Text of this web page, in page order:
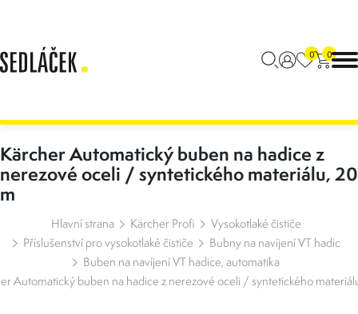
0 0
Kärcher Automatický buben na hadice z
nerezové oceli / syntetického materiálu, 20
m
Hlavní strana Kärcher Profi
Vysokotlaké čističe
Příslušenství pro vysokotlaké čističe
Bubny na navíjení VT hadic
Buben na navíjení VT hadice, automatika
Automatický buben na hadice z nerezové oceli / syntetického